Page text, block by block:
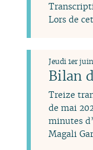
Lors de
Bilan
Jeudi 1er
Treize
de mai
minutes
Magali